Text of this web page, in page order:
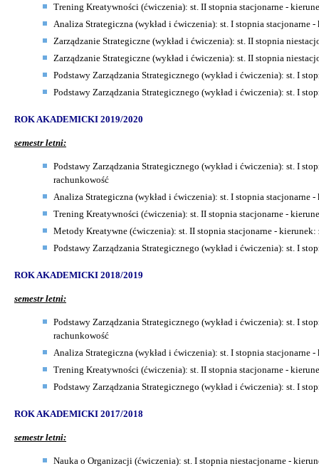
Trening Kreatywności (ćwiczenia): st. II stopnia stacjonarne -
Analiza Strategiczna (wykład i ćwiczenia): st. I stopnia stacjonarne
Zarządzanie Strategiczne (wykład i ćwiczenia): st. II stopnia
Zarządzanie Strategiczne (wykład i ćwiczenia): st. II stopnia
Podstawy Zarządzania Strategicznego (wykład i ćwiczenia): st. I
Podstawy Zarządzania Strategicznego (wykład i ćwiczenia): st. I
ROK AKADEMICKI 2019/2020
semestr letni:
Podstawy Zarządzania Strategicznego (wykład i ćwiczenia): st. I
rachunkowość
Analiza Strategiczna (wykład i ćwiczenia): st. I stopnia stacjonarne
Trening Kreatywności (ćwiczenia): st. II stopnia stacjonarne -
Metody Kreatywne (ćwiczenia): st. II stopnia stacjonarne - kierunek:
Podstawy Zarządzania Strategicznego (wykład i ćwiczenia): st. I
ROK AKADEMICKI 2018/2019
semestr letni:
Podstawy Zarządzania Strategicznego (wykład i ćwiczenia): st. I
rachunkowość
Analiza Strategiczna (wykład i ćwiczenia): st. I stopnia stacjonarne
Trening Kreatywności (ćwiczenia): st. II stopnia stacjonarne -
Podstawy Zarządzania Strategicznego (wykład i ćwiczenia): st. I
ROK AKADEMICKI 2017/2018
semestr letni:
Nauka o Organizacji (ćwiczenia): st. I stopnia niestacjonarne -